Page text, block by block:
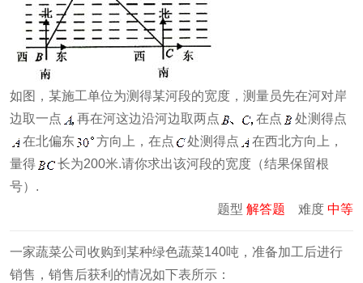
如图，某施工单位为测得某河段的宽度，测量员先在河对岸
边取一点
再在河这边沿河边取两点 在点
处测得点
在北偏东
方向上，在点 处测得点
在西北方向上，
量得
长为200米.请你求出该河段的宽度（结果保留根
号）.
题型 解答题 难度 中等
一家蔬菜公司收购到某种绿色蔬菜140吨，准备加工后进行
销售，销售后获利的情况如下表所示：